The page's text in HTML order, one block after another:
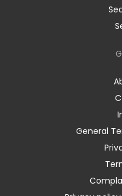
General